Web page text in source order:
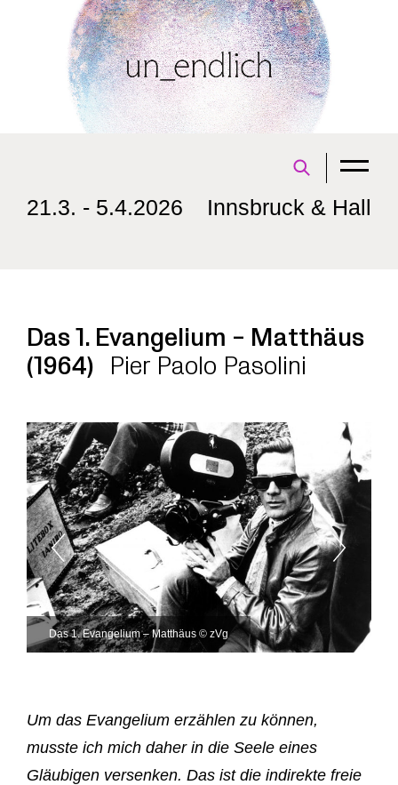
21.3. - 5.4.2026 Innsbruck & Hall
Das 1. Evangelium – Matthäus
(1964) Pier Paolo Pasolini
Das 1. Evangelium – Matthäus © zVg
Um das Evangelium erzählen zu können,
musste ich mich daher in die Seele eines
Gläubigen versenken. Das ist die indirekte freie